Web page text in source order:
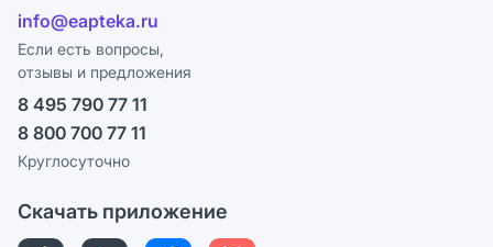
Лицензия
Реклама на сайте
Ваши товары на ЕАПТЕКЕ
СМИ о нас
Программа СберСпасибо
Политика конфиденциальности
Пользовательское соглашение
Политика рекомендаций
Политика в отношении обработки персональных данных
info@eapteka.ru
Если есть вопросы,
отзывы и предложения
8 495 790 77 11
8 800 700 77 11
Круглосуточно
Скачать приложение